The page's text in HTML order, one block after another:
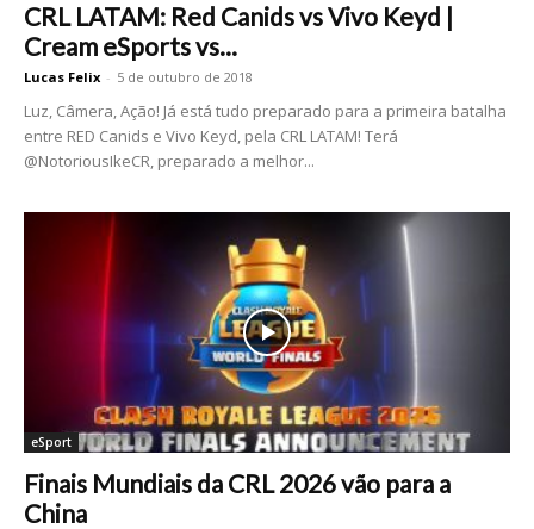
CRL LATAM: Red Canids vs Vivo Keyd |
Cream eSports vs...
Lucas Felix - 5 de outubro de 2018
Luz, Câmera, Ação! Já está tudo preparado para a primeira batalha
entre RED Canids e Vivo Keyd, pela CRL LATAM! Terá
@NotoriousIkeCR, preparado a melhor...
eSport
Finais Mundiais da CRL 2026 vão para a
China